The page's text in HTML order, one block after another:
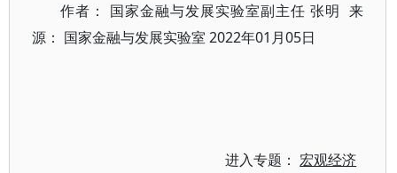
作者： 国家金融与发展实验室副主任 张明 来
源： 国家金融与发展实验室 2022年01月05日
进入专题：宏观经济